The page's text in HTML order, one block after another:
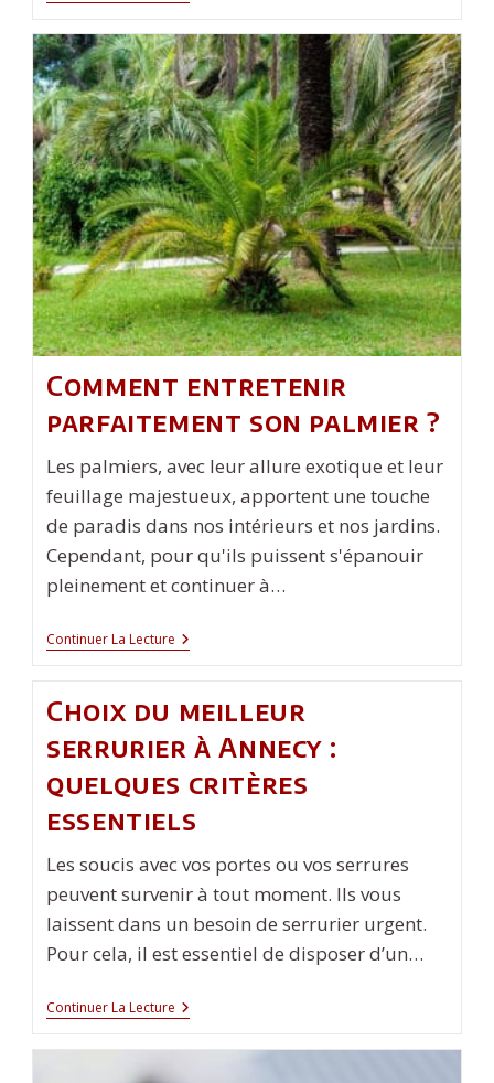
Sont
Solutions
Courantes
Aux
Pannes
De
Machine
À
Laver
?
Comment entretenir
parfaitement son palmier ?
Les palmiers, avec leur allure exotique et leur
feuillage majestueux, apportent une touche
de paradis dans nos intérieurs et nos jardins.
Cependant, pour qu'ils puissent s'épanouir
pleinement et continuer à…
Continuer La Lecture Comment
Entretenir
Palmier
?
Choix du meilleur
serrurier à Annecy :
quelques critères
essentiels
Les soucis avec vos portes ou vos serrures
peuvent survenir à tout moment. Ils vous
laissent dans un besoin de serrurier urgent.
Pour cela, il est essentiel de disposer d’un…
Continuer La Lecture Choix
Du